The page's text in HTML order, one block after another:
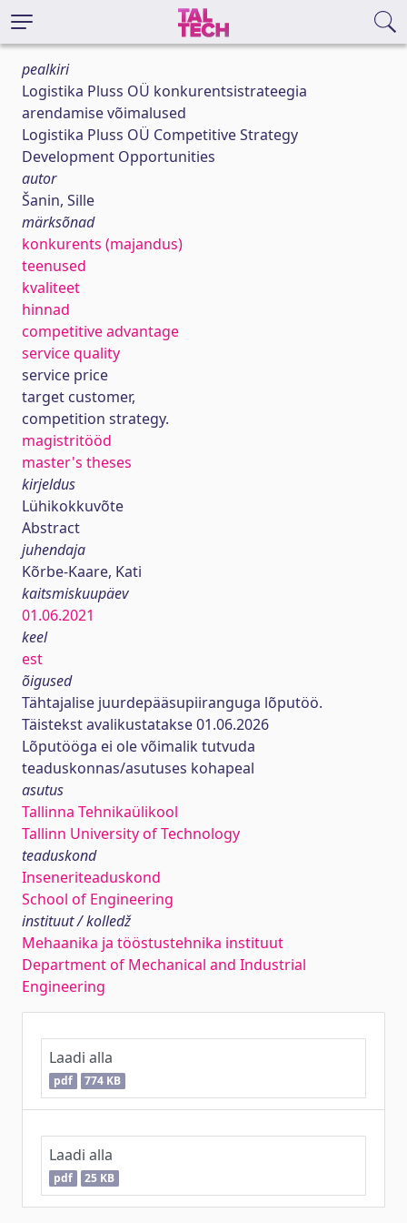
pealkiri
Logistika Pluss OÜ konkurentsistrateegia
arendamise võimalused
Logistika Pluss OÜ Competitive Strategy
Development Opportunities
autor
Šanin, Sille
märksõnad
konkurents (majandus)
teenused
kvaliteet
hinnad
competitive advantage
service quality
service price
target customer,
competition strategy.
magistritööd
master's theses
kirjeldus
Lühikokkuvõte
Abstract
juhendaja
Kõrbe-Kaare, Kati
kaitsmiskuupäev
01.06.2021
keel
est
õigused
Tähtajalise juurdepääsupiiranguga lõputöö.
Täistekst avalikustatakse 01.06.2026
Lõputööga ei ole võimalik tutvuda
teaduskonnas/asutuses kohapeal
asutus
Tallinna Tehnikaülikool
Tallinn University of Technology
teaduskond
Inseneriteaduskond
School of Engineering
instituut / kolledž
Mehaanika ja tööstustehnika instituut
Department of Mechanical and Industrial
Engineering
Laadi alla
pdf 774 KB
Laadi alla
pdf 25 KB